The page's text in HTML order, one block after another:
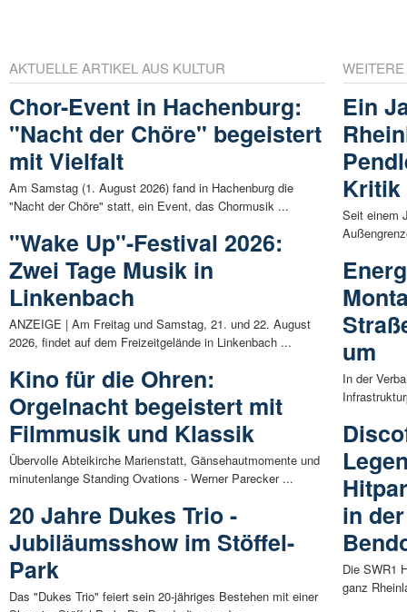
AKTUELLE ARTIKEL AUS KULTUR
Chor-Event in Hachenburg:
"Nacht der Chöre" begeistert
mit Vielfalt
Am Samstag (1. August 2026) fand in Hachenburg die
"Nacht der Chöre" statt, ein Event, das Chormusik ...
"Wake Up"-Festival 2026:
Zwei Tage Musik in
Linkenbach
ANZEIGE | Am Freitag und Samstag, 21. und 22. August
2026, findet auf dem Freizeitgelände in Linkenbach ...
Kino für die Ohren:
Orgelnacht begeistert mit
Filmmusik und Klassik
Übervolle Abteikirche Marienstatt, Gänsehautmomente und
minutenlange Standing Ovations - Werner Parecker ...
20 Jahre Dukes Trio -
Jubiläumsshow im Stöffel-
Park
Das "Dukes Trio" feiert sein 20-jähriges Bestehen mit einer
Ein
Kritik
Seit einem
um
In der
in
Die SWR1
ganz